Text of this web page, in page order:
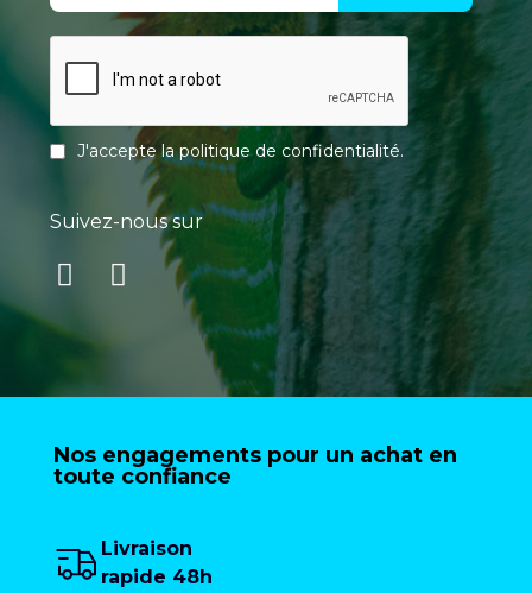
J'accepte lapolitique de confidentialité.
Suivez-nous sur
Nos engagements pour un achat en
toute confiance
Livraison
rapide 48h